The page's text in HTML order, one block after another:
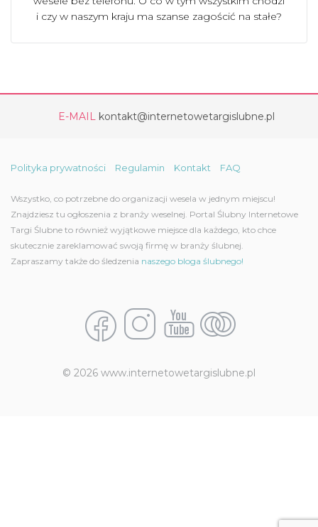
i czy w naszym kraju ma szanse zagościć na stałe?
E-MAIL kontakt@internetowetargislubne.pl
Polityka prywatności Regulamin Kontakt FAQ
Wszystko, co potrzebne do organizacji wesela w jednym miejscu!
Znajdziesz tu ogłoszenia z branży weselnej. Portal Ślubny Internetowe
Targi Ślubne to również wyjątkowe miejsce dla każdego, kto chce
skutecznie zareklamować swoją firmę w branży ślubnej.
Zapraszamy także do śledzenia naszego bloga ślubnego!
© 2026 www.internetowetargislubne.pl